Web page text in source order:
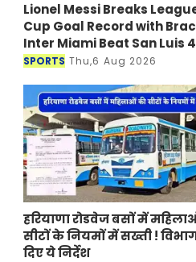
Lionel Messi Breaks
Cup Goal Record with
Inter Miami Beat San Luis
SPORTS Thu,6 Aug 2026
हरियाणा रोडवेज बसों में
सीटों के नियमों में सख्ती !
दिए ये निर्देश